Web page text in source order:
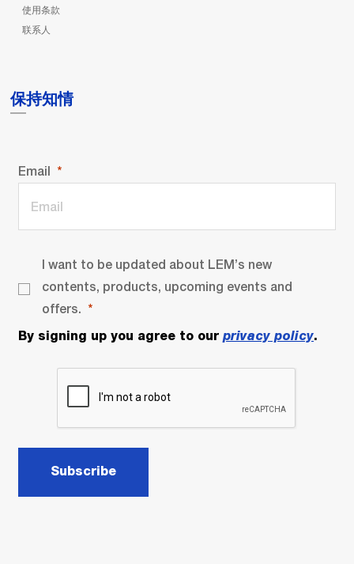
使用条款
联系人
保持知情
Email
I want to be updated about LEM’s new
contents, products, upcoming events and
offers.
By signing up you agree to our privacy policy.
Subscribe